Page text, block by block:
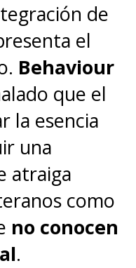
de
el
Behaviour
que el
la esencia
una
atraiga
como
no conocen
.